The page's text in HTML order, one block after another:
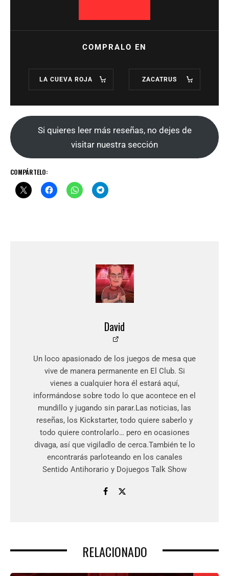
COMPRALO EN
LA CUEVA ROJA ZACATRUS
Si quieres leer más reseñas, no dejes de
visitar nuestra sección
COMPÁRTELO:
David
Un loco apasionado de los juegos de mesa que
vive de manera permanente en El Club. Si
vienes a cualquier hora él estará aquí,
informándose sobre todo lo que acontece en el
mundillo y jugando sin parar.Las noticias, las
reseñas, los Kickstarter, todo quiere saberlo y
todo quiere controlarlo… pero en ocasiones
divaga, así que vigiladlo de cerca.También te lo
encontrarás parloteando en los canales
Sentido Antihorario y Dojuegos Talk Show
RELACIONADO